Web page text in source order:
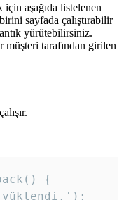
aşağıda listelenen
sayfada çalıştırabilir
yürütebilirsiniz.
tarafından girilen
{